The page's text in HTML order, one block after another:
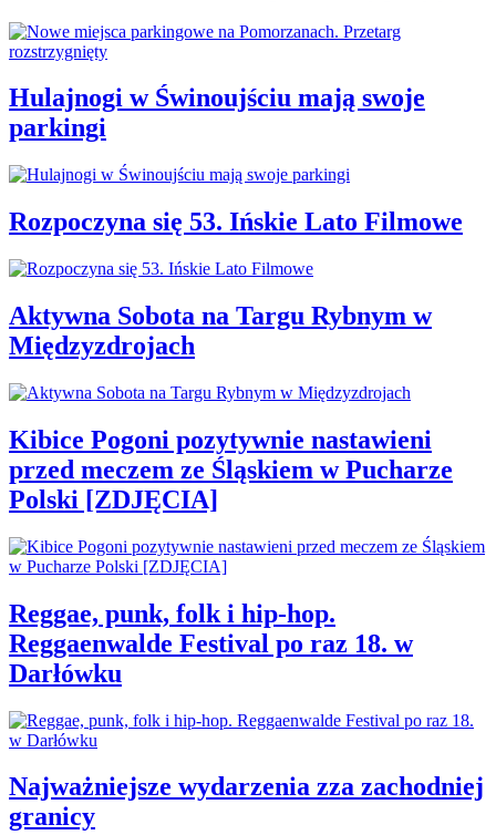
Hulajnogi w Świnoujściu mają swoje
parkingi
Rozpoczyna się 53. Ińskie Lato Filmowe
Aktywna Sobota na Targu Rybnym w
Międzyzdrojach
Kibice Pogoni pozytywnie nastawieni
przed meczem ze Śląskiem w Pucharze
Polski [ZDJĘCIA]
Reggae, punk, folk i hip-hop.
Reggaenwalde Festival po raz 18. w
Darłówku
Najważniejsze wydarzenia zza zachodniej
granicy